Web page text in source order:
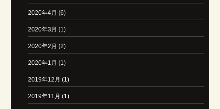
2020年4月 (6)
2020年3月 (1)
2020年2月 (2)
2020年1月 (1)
2019年12月 (1)
2019年11月 (1)